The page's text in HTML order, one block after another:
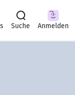
Suche Anmelden